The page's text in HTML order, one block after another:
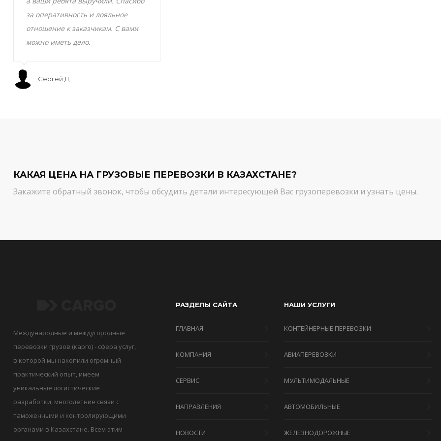
за оперативность и лояльное
отношение к заказчикам. С вами
можно иметь дело.
Сергей Д.
КАКАЯ ЦЕНА НА ГРУЗОВЫЕ ПЕРЕВОЗКИ В КАЗАХСТАНЕ?
Закажите обратный звонок, чтобы обсудить детали интересующей Вас грузоперевозки и узнать цены.
Международные и междугородные
перевозки грузов (карго) - сфера услуг,
в которой мы накопили огромный
практический опыт, имеем
уникальные логистические
разработки, многолетние связи с
таможенными и контролирующими
органами в Казахстане. Всем этим
РАЗДЕЛЫ САЙТА
ГЛАВНАЯ
КОМПАНИЯ
СЕРВИС
НАПРАВЛЕНИЯ
НОВОСТИ
НАШИ УСЛУГИ
КОНТЕЙНЕРНЫЕ ПЕРЕВОЗКИ
АВИАПЕРЕВОЗКИ
МУЛЬТИМОДАЛЬНЫЕ
АВТОМОБИЛЬНЫЕ
ЖЕЛЕЗНОДОРОЖНЫЕ